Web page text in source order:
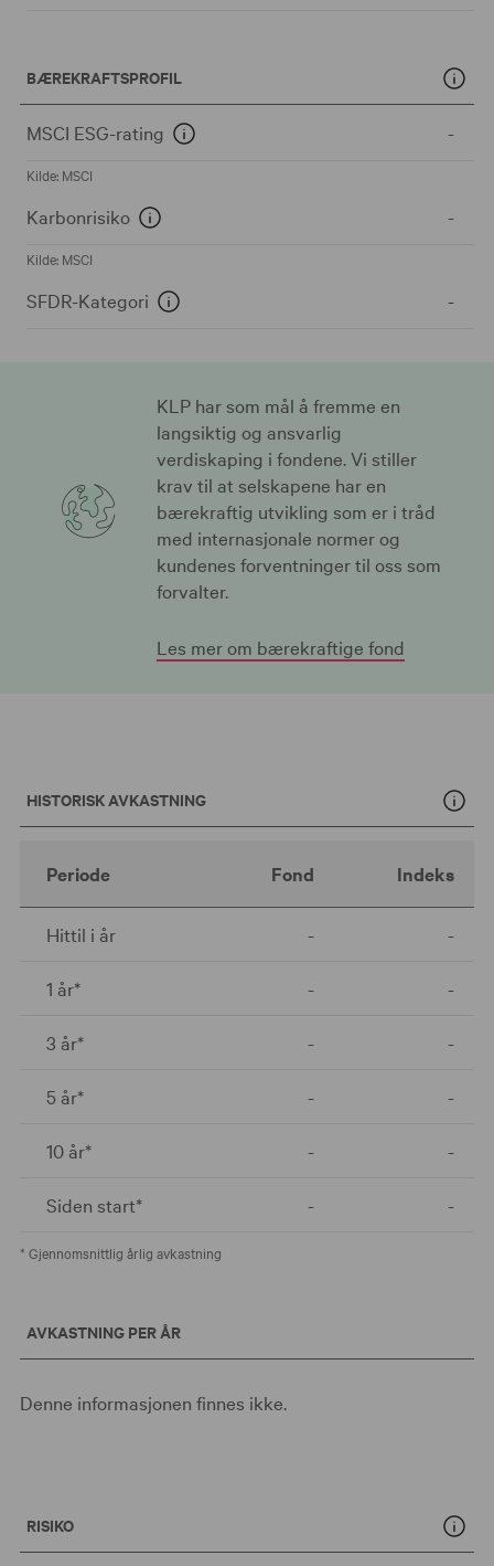
BÆREKRAFTSPROFIL
MSCI ESG-rating -
Kilde: MSCI
Karbonrisiko -
Kilde: MSCI
SFDR-Kategori -
KLP har som mål å fremme en
langsiktig og ansvarlig
verdiskaping i fondene. Vi stiller
krav til at selskapene har en
bærekraftig utvikling som er i tråd
med internasjonale normer og
kundenes forventninger til oss som
forvalter.
Les mer om bærekraftige fond
HISTORISK AVKASTNING
Periode Fond Indeks
Hittil i år - -
1 år* - -
3 år* - -
5 år* - -
10 år* - -
Siden start* - -
* Gjennomsnittlig årlig avkastning
AVKASTNING PER ÅR
Denne informasjonen finnes ikke.
RISIKO